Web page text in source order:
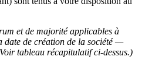
et de majorité applicables à
date de création de la société —
tableau récapitulatif ci-dessus.)